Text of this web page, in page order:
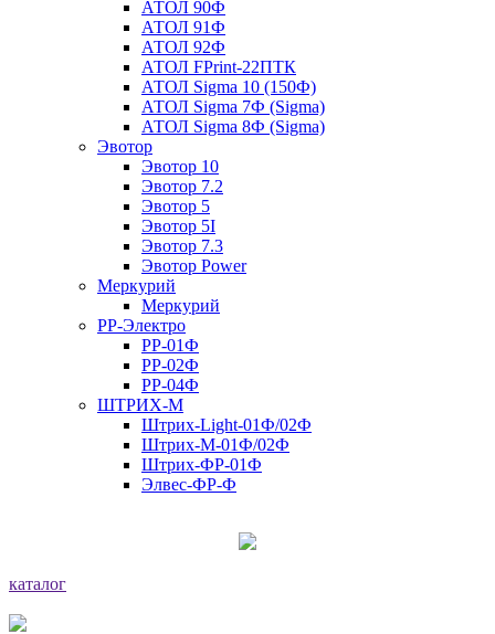
АТОЛ 90Ф
АТОЛ 91Ф
АТОЛ 92Ф
АТОЛ FPrint-22ПТК
АТОЛ Sigma 10 (150Ф)
АТОЛ Sigma 7Ф (Sigma)
АТОЛ Sigma 8Ф (Sigma)
Эвотор
Эвотор 10
Эвотор 7.2
Эвотор 5
Эвотор 5I
Эвотор 7.3
Эвотор Power
Меркурий
Меркурий
РР-Электро
РР-01Ф
РР-02Ф
РР-04Ф
ШТРИХ-М
Штрих-Light-01Ф/02Ф
Штрих-М-01Ф/02Ф
Штрих-ФР-01Ф
Элвес-ФР-Ф
каталог